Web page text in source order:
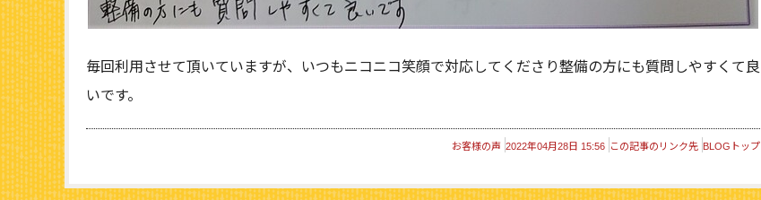
毎回利用させて頂いていますが、いつもニコニコ笑顔で対応してくださり整備の方にも質問しやすくて良
いです。
お客様の声 2022年04月28日 15:56 この記事のリンク先 BLOGトップ